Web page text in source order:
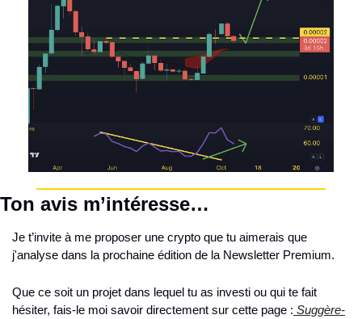
Ton avis m’intéresse…
Je t’invite à me proposer une crypto que tu aimerais que
j'analyse dans la prochaine édition de la Newsletter Premium.
Que ce soit un projet dans lequel tu as investi ou qui te fait
hésiter, fais-le moi savoir directement sur cette page : Suggère-